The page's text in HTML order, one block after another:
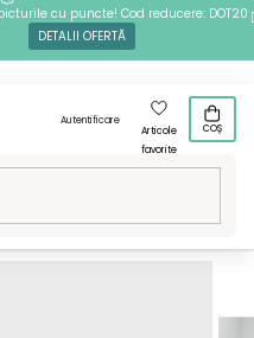
cu puncte! Cod reducere: DOT20
DETALII OFERTĂ
Autentificare
Articole
favorite
COȘ